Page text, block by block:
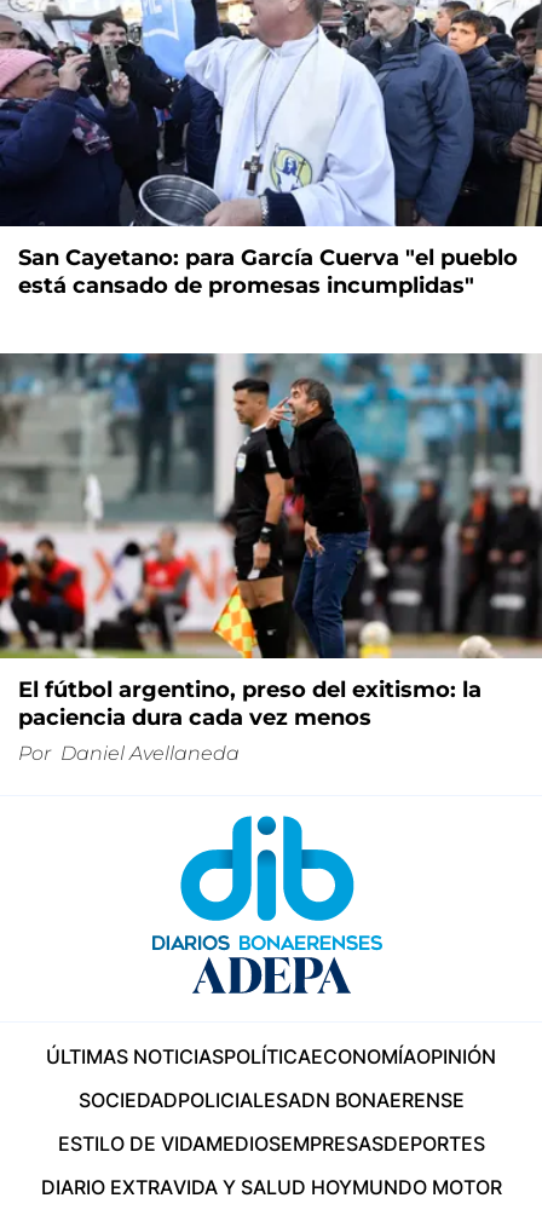
San Cayetano: para García Cuerva "el pueblo
está cansado de promesas incumplidas"
El fútbol argentino, preso del exitismo: la
paciencia dura cada vez menos
Por Daniel Avellaneda
ÚLTIMAS NOTICIASPOLÍTICAECONOMÍAOPINIÓN
SOCIEDADPOLICIALESADN BONAERENSE
ESTILO DE VIDAMEDIOSEMPRESASDEPORTES
DIARIO EXTRAVIDA Y SALUD HOYMUNDO MOTOR